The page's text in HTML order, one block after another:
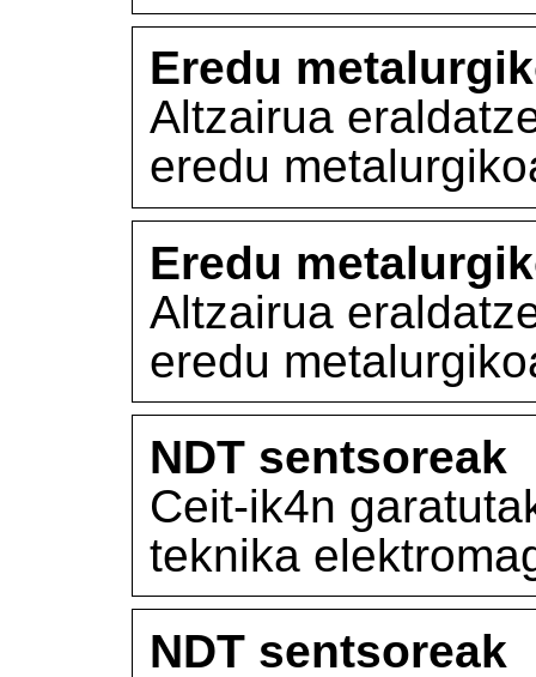
Eredu
Altzairua
eredu
Eredu
Altzairua
eredu
NDT sentsoreak
Ceit-ik4n
teknika
NDT sentsoreak